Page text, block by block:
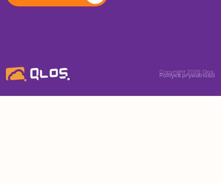
Copyright 2026 Qlos.
Polityka prywatności